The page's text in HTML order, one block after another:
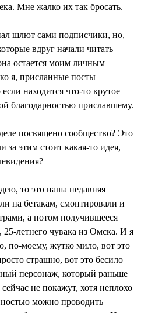
Мне жалко их так бросать.
шлют сами подписчики, но,
вдруг начали читать
остается моим личным
я, присланные посты
находится что-то крутое —
благодарностью приславшему.
посвящено сообщество? Это
за этим стоит какая-то идея,
то это наша недавняя
на бетакам, смонтировали и
а потом получившееся
25-летнего чувака из Омска. И я
по-моему, жутко мило, вот это
страшно, вот это бесило
персонаж, который раньше
не покажут, хотя неплохо
можно проводить